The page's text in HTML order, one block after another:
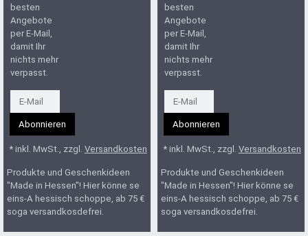
besten
Angebote
per E-Mail,
damit Ihr
nichts mehr
verpasst.
Newsletter
Abonnieren
* inkl. MwSt., zzgl. Versandkosten
Produkte und Geschenkideen
"Made in Hessen"! Hier könne se
eins-A hessisch schoppe, ab 75 €
soga versandkosdefrei.
besten
Angebote
per E-Mail,
damit Ihr
nichts mehr
verpasst.
Newsletter
Abonnieren
* inkl. MwSt., zzgl. Versandkosten
Produkte und Geschenkideen
"Made in Hessen"! Hier könne se
eins-A hessisch schoppe, ab 75 €
soga versandkosdefrei.